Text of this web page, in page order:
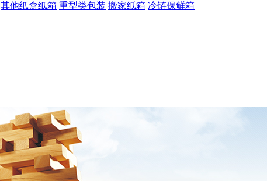
其他纸盒纸箱 重型类包装 搬家纸箱 冷链保鲜箱